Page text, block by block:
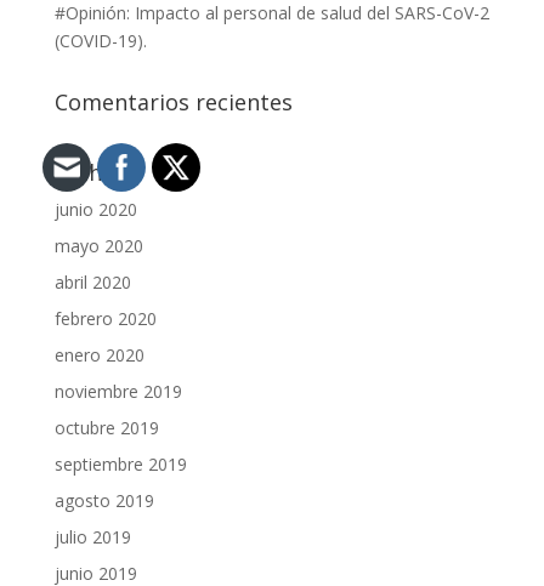
#Opinión: Impacto al personal de salud del SARS-CoV-2
(COVID-19).
Comentarios recientes
Archivos
junio 2020
mayo 2020
abril 2020
febrero 2020
enero 2020
noviembre 2019
octubre 2019
septiembre 2019
agosto 2019
julio 2019
junio 2019